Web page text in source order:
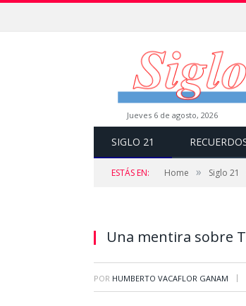
jueves 6 de agosto, 2026
SIGLO 21
ESTÁS EN: Home » Siglo 21
Una mentira sobre
POR HUMBERTO VACAFLOR GANAM |